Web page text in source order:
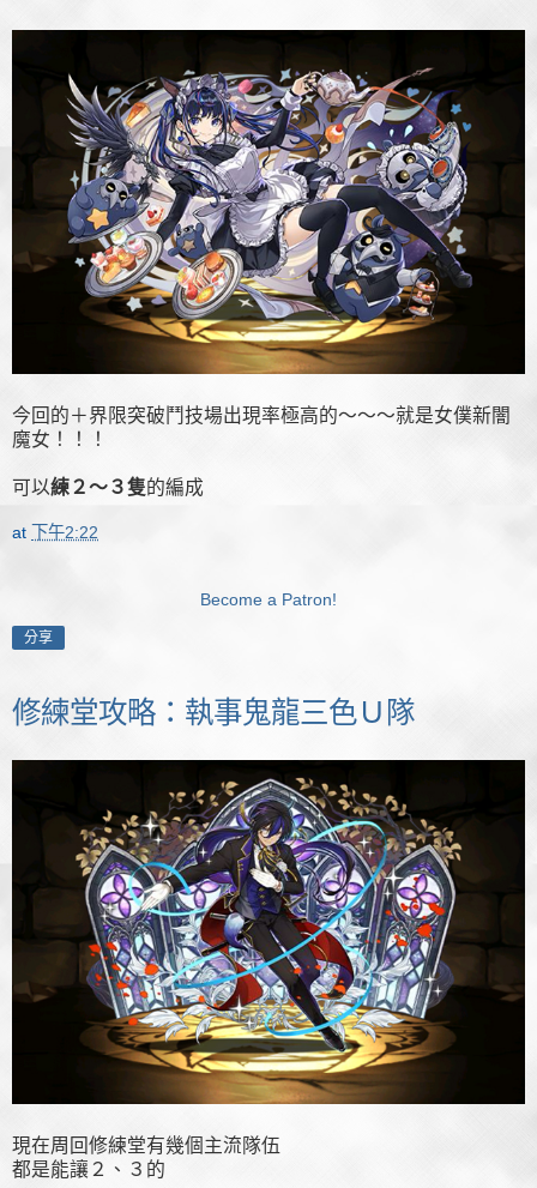
今回的＋界限突破鬥技場出現率極高的～～～就是女僕新闇
魔女！！！
可以練２～３隻的編成
at 下午2:22
Become a Patron!
分享
修練堂攻略：執事鬼龍三色Ｕ隊
現在周回修練堂有幾個主流隊伍
都是能讓２、３的